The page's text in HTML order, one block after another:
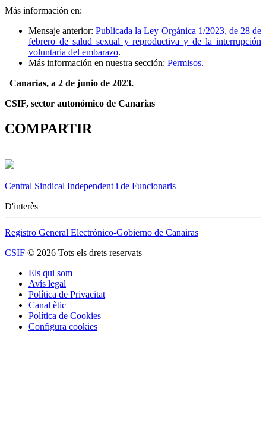
Más información en:
Mensaje anterior:Publicada la Ley Orgánica 1/2023, de 28 de
febrero de salud sexual y reproductiva y de la interrupción
voluntaria del embarazo.
Más información en nuestra sección: Permisos.
Canarias, a 2 de junio de 2023.
CSIF, sector autonómico de Canarias
COMPARTIR
Central Sindical Independent i de Funcionaris
D'interès
Registro General Electrónico-Gobierno de Canairas
CSIF © 2026 Tots els drets reservats
Els qui som
Avís legal
Política de Privacitat
Canal ètic
Política de Cookies
Configura cookies